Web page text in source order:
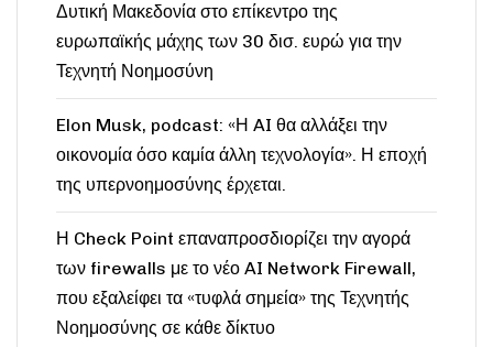
Δυτική Μακεδονία στο επίκεντρο της
ευρωπαϊκής μάχης των 30 δισ. ευρώ για την
Τεχνητή Νοημοσύνη
Elon Musk, podcast: «Η AI θα αλλάξει την
οικονομία όσο καμία άλλη τεχνολογία». Η εποχή
της υπερνοημοσύνης έρχεται.
Η Check Point επαναπροσδιορίζει την αγορά
των firewalls με το νέο AI Network Firewall,
που εξαλείφει τα «τυφλά σημεία» της Τεχνητής
Νοημοσύνης σε κάθε δίκτυο